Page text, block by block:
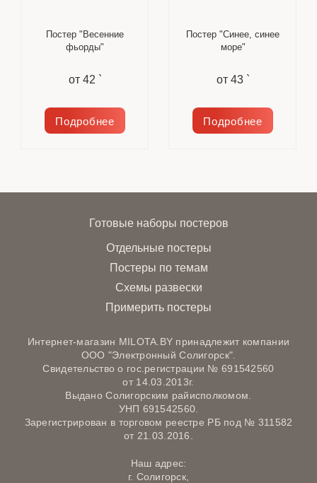
Постер "Весенние
фьорды"
от 42 `
Подробнее
Постер "Синее, синее
море"
от 43 `
Подробнее
Готовые наборы постеров
Отдельные постеры
Постеры по темам
Схемы развески
Примерить постеры
Интернет-магазин MILOTA.BY принадлежит компании
ООО "Электронный Солигорск".
Свидетельство о гос.регистрации № 691542560
от 14.03.2013г.
Выдано Солигорским райисполкомом.
УНП 691542560.
Зарегистрирован в торговом реестре РБ под № 311582
от 21.03.2016.
Наш адрес:
г. Солигорск,